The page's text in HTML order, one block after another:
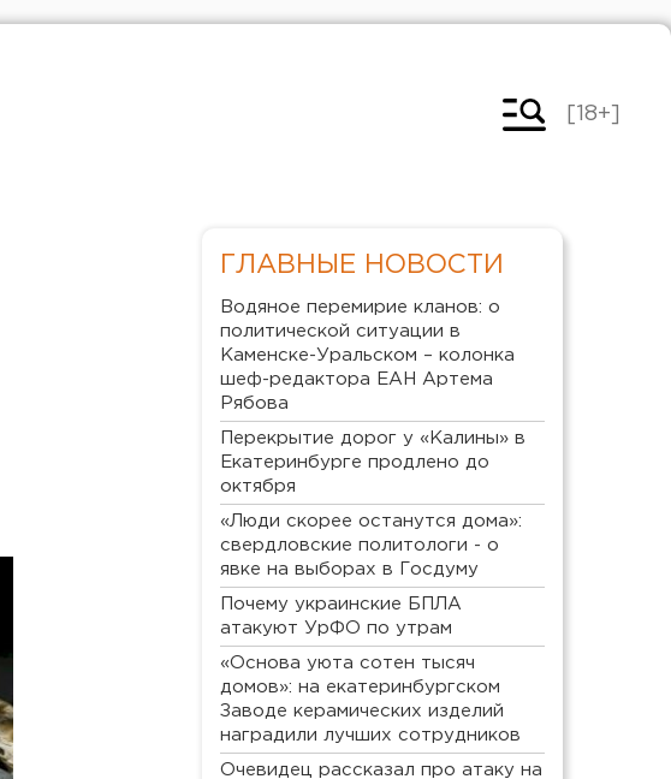
[18+]
ГЛАВНЫЕ НОВОСТИ
Водяное перемирие кланов: о
политической ситуации в
Каменске-Уральском – колонка
шеф-редактора ЕАН Артема
Рябова
Перекрытие дорог у «Калины» в
Екатеринбурге продлено до
октября
«Люди скорее останутся дома»:
свердловские политологи - о
явке на выборах в Госдуму
Почему украинские БПЛА
атакуют УрФО по утрам
«Основа уюта сотен тысяч
домов»: на екатеринбургском
Заводе керамических изделий
наградили лучших сотрудников
Очевидец рассказал про атаку на